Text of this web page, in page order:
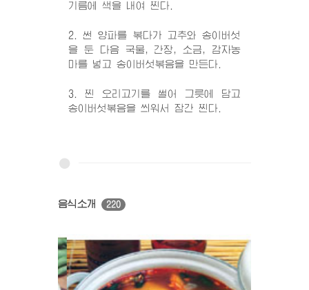
기름에 색을 내여 찐다.
2. 썬 양파를 볶다가 고추와 송이버섯
을 둔 다음 국물, 간장, 소금, 감자농
마를 넣고 송이버섯볶음을 만든다.
3. 찐 오리고기를 썰어 그릇에 담고
송이버섯볶음을 씌워서 잠간 찐다.
음식소개 220